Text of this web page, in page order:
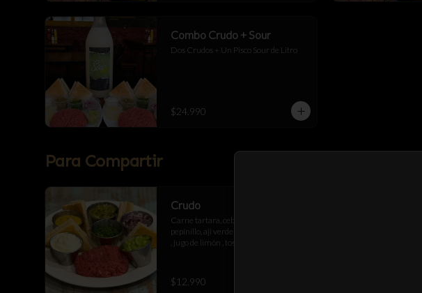
Combo Crudo + Sour
Dos Crudos + Un Pisco Sour de Litro
$24.990
Para Compartir
Crudo
Carne tartara, cebolla morada ,
pepinillo, aji verde , mostaza , mayonesa
, jugo de limón , tostadas de pan
$12.990